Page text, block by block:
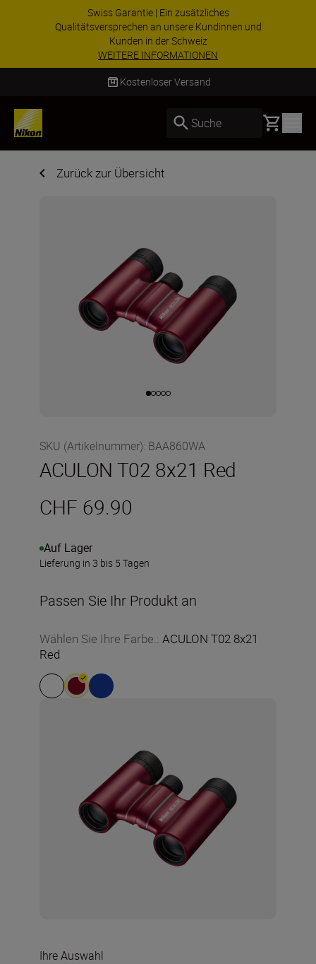
ZUBEHÖR IM ANGEBOT | Sparen Sie 15 % auf
ausgewähltes Zubehör und vervollständigen Sie
Ihre Ausrüstu...Jetzt einkaufen
Kostenloser Versand
Suche Basket
Zurück zur Übersicht
SKU (Artikelnummer): BAA860WA
ACULON T02 8x21 Red
CHF 69.90
Auf Lager
Lieferung in 3 bis 5 Tagen
Passen Sie Ihr Produkt an
Wählen Sie Ihre Farbe.: ACULON T02 8x21
Red
Ihre Auswahl